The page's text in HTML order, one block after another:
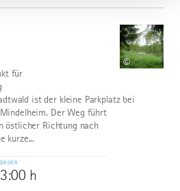
©
für
ist der kleine Parkplatz bei
Der Weg führt
östlicher Richtung nach
kurze...
DAUER
3:00 h